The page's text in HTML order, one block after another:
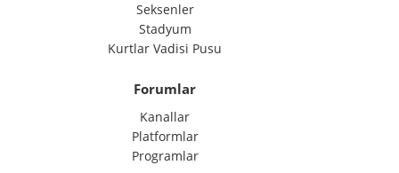
Seksenler
Stadyum
Kurtlar Vadisi Pusu
Forumlar
Kanallar
Platformlar
Programlar